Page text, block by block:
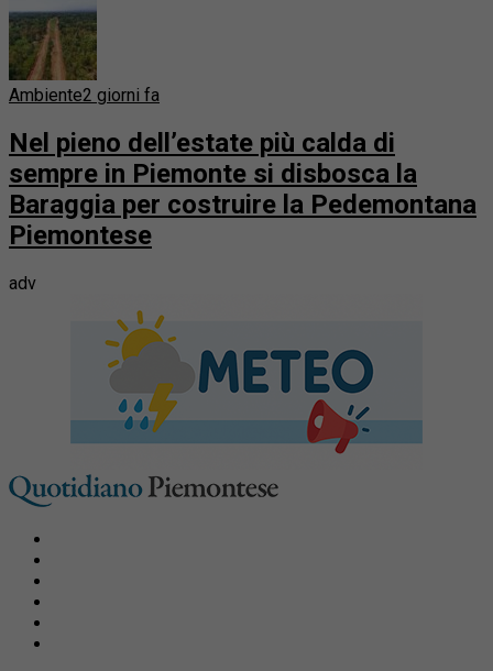
Ambiente2 giorni fa
Nel pieno dell’estate più calda di
sempre in Piemonte si disbosca la
Baraggia per costruire la Pedemontana
Piemontese
adv